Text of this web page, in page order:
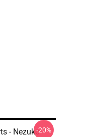
- Nezuko-20%